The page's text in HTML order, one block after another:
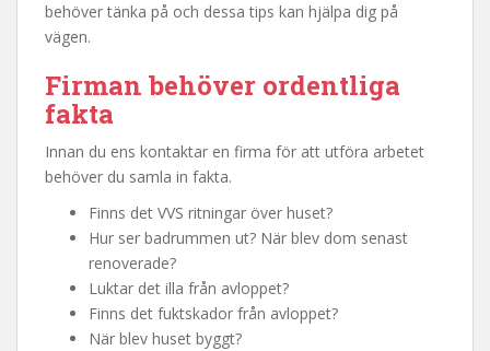
behöver tänka på och dessa tips kan hjälpa dig på
vägen.
Firman behöver ordentliga
fakta
Innan du ens kontaktar en firma för att utföra arbetet
behöver du samla in fakta.
Finns det VVS ritningar över huset?
Hur ser badrummen ut? När blev dom senast
renoverade?
Luktar det illa från avloppet?
Finns det fuktskador från avloppet?
När blev huset byggt?